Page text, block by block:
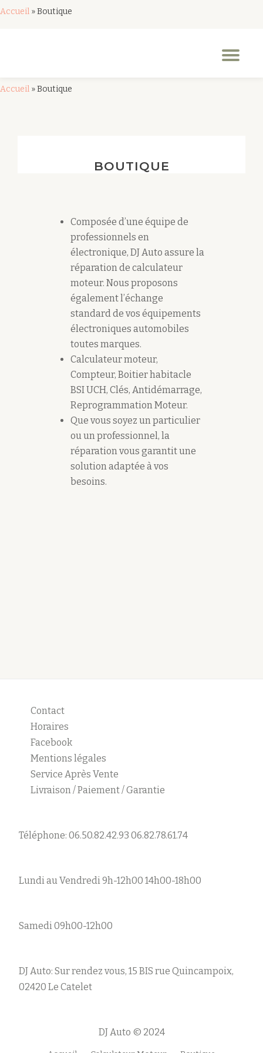
Accueil »Boutique
Accueil »Boutique
BOUTIQUE
Composée d’une équipe de
professionnels en
électronique, DJ Auto assure la
réparation de calculateur
moteur. Nous proposons
également l’échange
standard de vos équipements
électroniques automobiles
toutes marques.
Calculateur moteur,
Compteur, Boitier habitacle
BSI UCH, Clés, Antidémarrage,
Reprogrammation Moteur.
Que vous soyez un particulier
ou un professionnel, la
réparation vous garantit une
solution adaptée à vos
besoins.
Contact
Horaires
Facebook
Mentions légales
Service Après Vente
Livraison / Paiement / Garantie
Téléphone: 06.50.82.42.93 06.82.78.61.74
Lundi au Vendredi 9h-12h00 14h00-18h00
Samedi 09h00-12h00
DJ Auto: Sur rendez vous, 15 BIS rue Quincampoix,
02420 Le Catelet
DJ Auto © 2024